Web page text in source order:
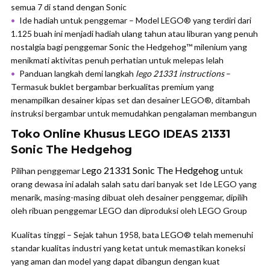
semua 7 di stand dengan Sonic
Ide hadiah untuk penggemar – Model LEGO® yang terdiri dari
1.125 buah ini menjadi hadiah ulang tahun atau liburan yang penuh
nostalgia bagi penggemar Sonic the Hedgehog™ milenium yang
menikmati aktivitas penuh perhatian untuk melepas lelah
Panduan langkah demi langkah lego 21331 instructions–
Termasuk buklet bergambar berkualitas premium yang
menampilkan desainer kipas set dan desainer LEGO®, ditambah
instruksi bergambar untuk memudahkan pengalaman membangun
Toko Online Khusus LEGO IDEAS 21331
Sonic The Hedgehog
Pilihan penggemar Lego 21331 Sonic The Hedgehoguntuk
orang dewasa ini adalah salah satu dari banyak set Ide LEGO yang
menarik, masing-masing dibuat oleh desainer penggemar, dipilih
oleh ribuan penggemar LEGO dan diproduksi oleh LEGO Group
Kualitas tinggi – Sejak tahun 1958, bata LEGO® telah memenuhi
standar kualitas industri yang ketat untuk memastikan koneksi
yang aman dan model yang dapat dibangun dengan kuat